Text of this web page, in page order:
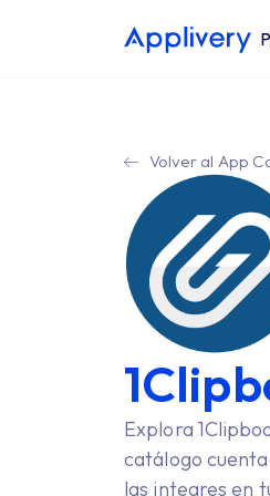
Volver al App
Explora
catálogo
las integres en